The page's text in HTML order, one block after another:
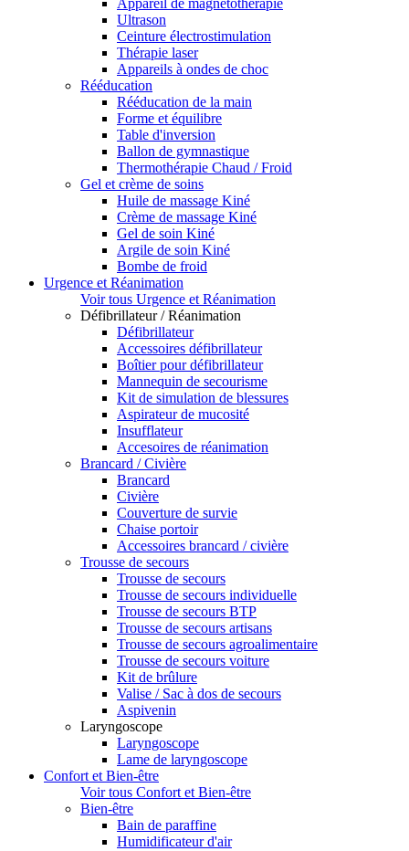
Appareil de magnétothérapie
Ultrason
Ceinture électrostimulation
Thérapie laser
Appareils à ondes de choc
Rééducation
Rééducation de la main
Forme et équilibre
Table d'inversion
Ballon de gymnastique
Thermothérapie Chaud / Froid
Gel et crème de soins
Huile de massage Kiné
Crème de massage Kiné
Gel de soin Kiné
Argile de soin Kiné
Bombe de froid
Urgence et Réanimation
Voir tous Urgence et Réanimation
Défibrillateur / Réanimation
Défibrillateur
Accessoires défibrillateur
Boîtier pour défibrillateur
Mannequin de secourisme
Kit de simulation de blessures
Aspirateur de mucosité
Insufflateur
Accesoires de réanimation
Brancard / Civière
Brancard
Civière
Couverture de survie
Chaise portoir
Accessoires brancard / civière
Trousse de secours
Trousse de secours
Trousse de secours individuelle
Trousse de secours BTP
Trousse de secours artisans
Trousse de secours agroalimentaire
Trousse de secours voiture
Kit de brûlure
Valise / Sac à dos de secours
Aspivenin
Laryngoscope
Laryngoscope
Lame de laryngoscope
Confort et Bien-être
Voir tous Confort et Bien-être
Bien-être
Bain de paraffine
Humidificateur d'air